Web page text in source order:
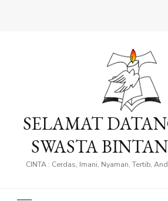
SELAMAT
SWASTA
CINTA : Cerdas, Imani, Nyaman, Tertib,